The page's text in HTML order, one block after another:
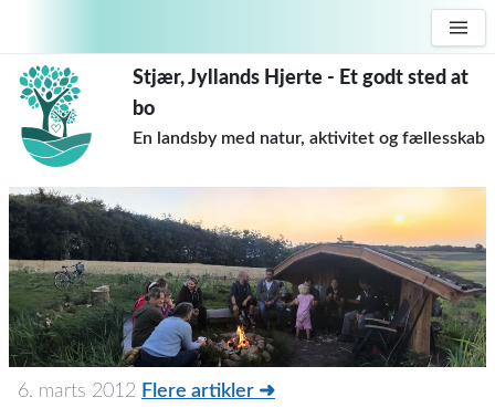
Stjær, Jyllands Hjerte - Et godt sted at
bo
En landsby med natur, aktivitet og fællesskab
6. marts 2012 Flere artikler ➜